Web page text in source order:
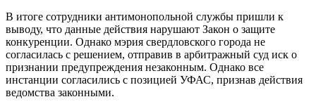
В итоге сотрудники антимонопольной службы пришли к
выводу, что данные действия нарушают Закон о защите
конкуренции. Однако мэрия свердловского города не
согласилась с решением, отправив в арбитражный суд иск о
признании предупреждения незаконным. Однако все
инстанции согласились с позицией УФАС, признав действия
ведомства законными.